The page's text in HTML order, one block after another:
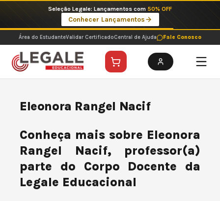
o
conteúdo
Seleção Legale: Lançamentos com 50% OFF
Conhecer Lançamentos
Área do EstudanteValidar CertificadoCentral de Ajuda Fale Conosco
Eleonora Rangel Nacif
Conheça mais sobre Eleonora
Rangel Nacif, professor(a)
parte do Corpo Docente da
Legale Educacional